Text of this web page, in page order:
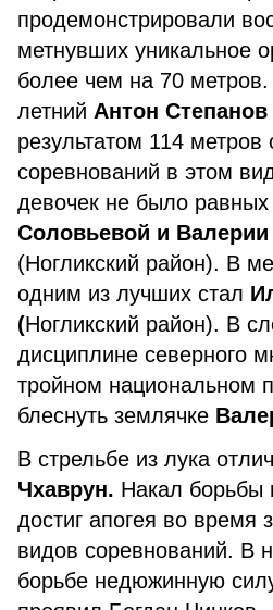
продемонстрировали
метнувших уникальное
более чем на 70
летний Антон Степанов
результатом 114
соревнований в этом
девочек не было равных
Соловьевой и
(Ногликский район). В
одним из лучших стал
(Ногликский район). В
дисциплине северного
тройном национальном
блеснуть землячке
В стрельбе из лука
Чхаврун. Накал борьбы
достиг апогея во время
видов соревнований. В
борьбе недюжинную